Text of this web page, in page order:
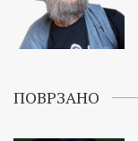
ПОВРЗАНО